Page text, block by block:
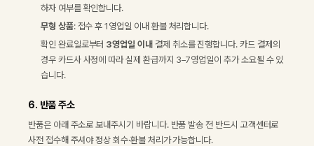
하자 여부를 확인합니다.
무형 상품: 접수 후 1영업일 이내 환불 처리합니다.
확인 완료일로부터 3영업일 이내 결제 취소를 진행합니다. 카드 결제의
경우 카드사 사정에 따라 실제 환급까지 3–7영업일이 추가 소요될 수 있
습니다.
6. 반품 주소
반품은 아래 주소로 보내주시기 바랍니다. 반품 발송 전 반드시 고객센터로
사전 접수해 주셔야 정상 회수·환불 처리가 가능합니다.